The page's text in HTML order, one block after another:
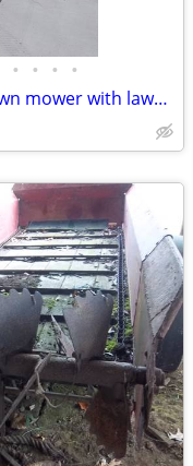
• • • •
Craftsman 42-in riding lawn mower with lawn cart